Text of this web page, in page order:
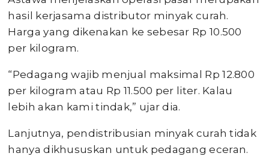
hasil kerjasama distributor minyak curah.
Harga yang dikenakan ke sebesar Rp 10.500
per kilogram.
“Pedagang wajib menjual maksimal Rp 12.800
per kilogram atau Rp 11.500 per liter. Kalau
lebih akan kami tindak,” ujar dia.
Lanjutnya, pendistribusian minyak curah tidak
hanya dikhususkan untuk pedagang eceran.